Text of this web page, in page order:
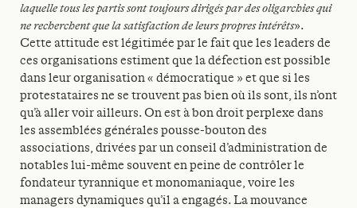
laquelle tous les partis sont toujours dirigés par des oligarchies qui
ne recherchent que la satisfaction de leurs propres intérêts».
Cette attitude est légitimée par le fait que les leaders de
ces organisations estiment que la défection est possible
dans leur organisation « démocratique » et que si les
protestataires ne se trouvent pas bien où ils sont, ils n’ont
qu’à aller voir ailleurs. On est à bon droit perplexe dans
les assemblées générales pousse-bouton des
associations, drivées par un conseil d’administration de
notables lui-même souvent en peine de contrôler le
fondateur tyrannique et monomaniaque, voire les
managers dynamiques qu’il a engagés. La mouvance